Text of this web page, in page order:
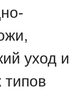
уход и
типов